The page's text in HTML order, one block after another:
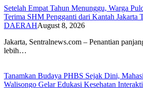
Setelah Empat Tahun Menunggu, Warga
Terima SHM Pengganti dari Kantah Jakarta
DAERAHAugust 8, 2026
Jakarta, Sentralnews.com – Penantian
lebih…
Tanamkan Budaya PHBS Sejak Dini,
Walisongo Gelar Edukasi Kesehatan